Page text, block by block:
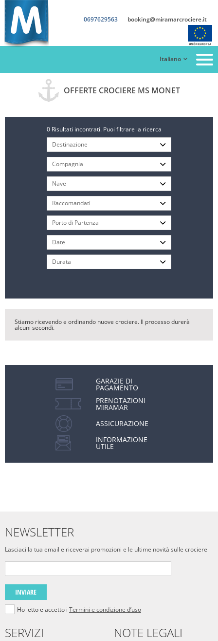
0697629563 booking@miramarcrociere.it
Italiano
OFFERTE CROCIERE MS MONET
0 Risultati incontrati. Puoi filtrare la ricerca
Stiamo ricevendo e ordinando nuove crociere. Il processo durerà
alcuni secondi.
GARAZIE DI
PAGAMENTO
PRENOTAZIONI
MIRAMAR
ASSICURAZIONE
INFORMAZIONE
UTILE
NEWSLETTER
Lasciaci la tua email e riceverai promozioni e le ultime novità sulle crociere
INVIARE
Ho letto e accetto i Termini e condizione d’uso
SERVIZI NOTE LEGALI